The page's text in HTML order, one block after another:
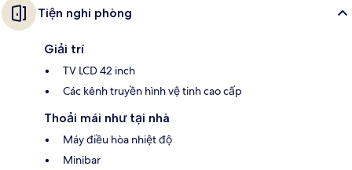
Tiện nghi phòng
Giải trí
TV LCD 42 inch
Các kênh truyền hình vệ tinh cao cấp
Thoải mái như tại nhà
Máy điều hòa nhiệt độ
Minibar